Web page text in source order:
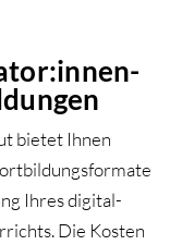
bietet Ihnen
Ihres digital-
Die Kosten